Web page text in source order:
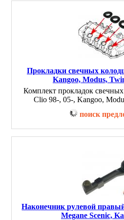
Прокладки свечных
Kangoo, Modus,
Комплект прокладок
Clio 98-, 05-, Kangoo,
поиск
Наконечник рулевой
Megane Scenic,